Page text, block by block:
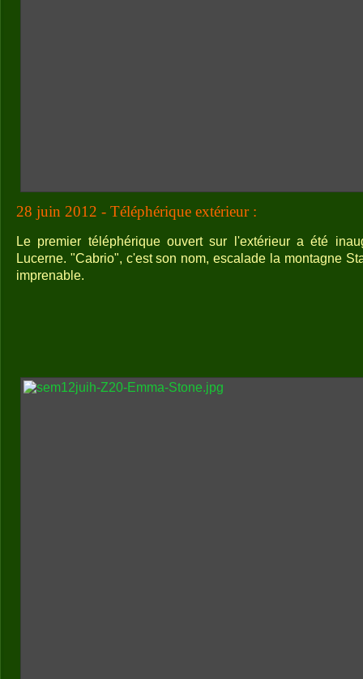
28 juin 2012 - Téléphérique extérieur :
Le premier téléphérique ouvert sur l'extérieur a été
Lucerne. "Cabrio", c'est son nom, escalade la montagne
imprenable.